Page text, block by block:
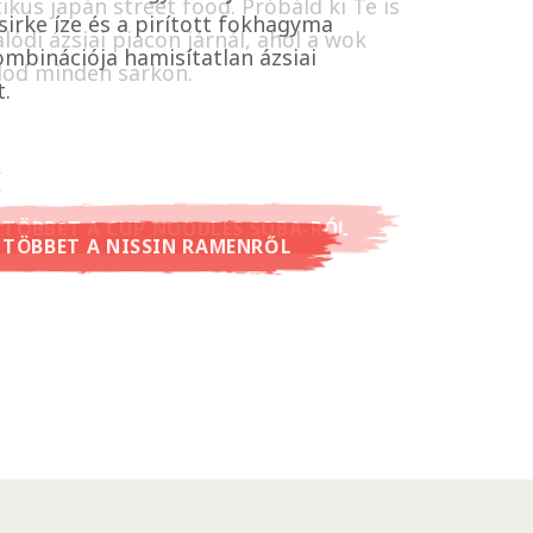
japán street food. Próbáld ki Te is
ázsiai piacon járnál, ahol a wok
minden sarkon.
A CUP NOODLES SOBA-RÓL
íze és a pirított fokhagyma
hamisítatlan ázsiai
A NISSIN RAMENRŐL